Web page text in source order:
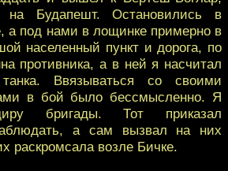
на Будапешт. Остановились в
а под нами в лощинке примерно в
населенный пункт и дорога, по
противника, а в ней я насчитал
Ввязываться со своими
в бой было бессмысленно. Я
бригады. Тот приказал
а сам вызвал на них
раскромсала возле Бичке.